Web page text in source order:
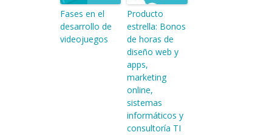
Fases en el
desarrollo de
videojuegos
Producto
estrella: Bonos
de horas de
diseño web y
apps,
marketing
online,
sistemas
informáticos y
consultoría TI